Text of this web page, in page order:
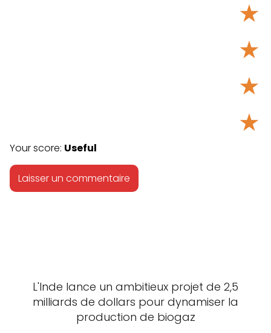
★
★
★
★
Your score: Useful
L'Inde lance un ambitieux projet de 2,5
milliards de dollars pour dynamiser la
production de biogaz